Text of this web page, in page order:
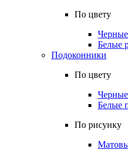
По цвету
Белые
Подоконники
По цвету
Белые
По рисунку